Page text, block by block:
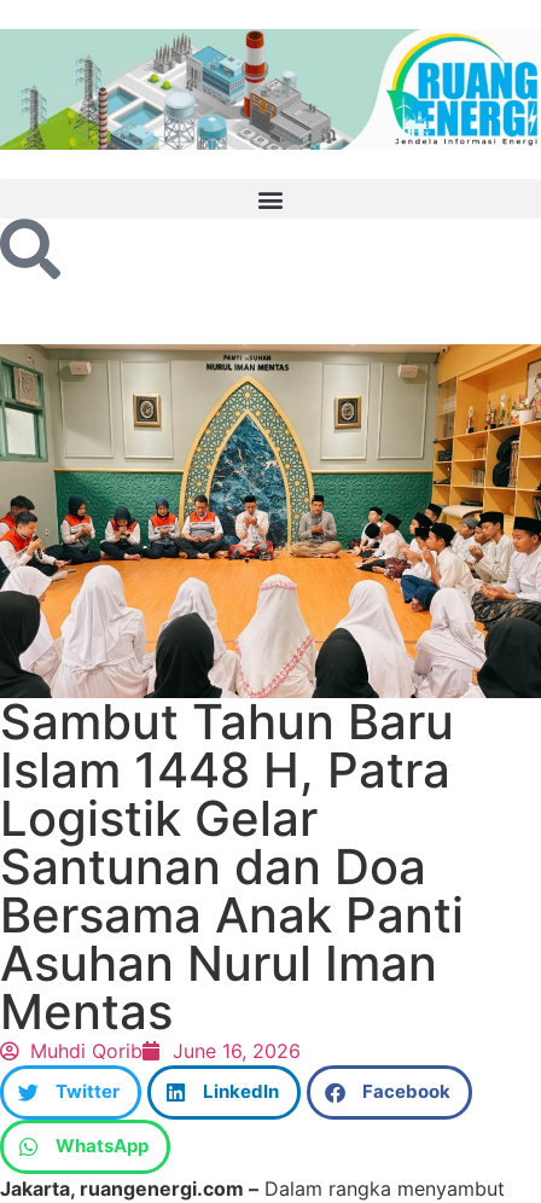
Sambut Tahun Baru
Islam 1448 H, Patra
Logistik Gelar
Santunan dan Doa
Bersama Anak Panti
Asuhan Nurul Iman
Mentas
Muhdi Qorib June 16, 2026
Twitter LinkedIn Facebook
WhatsApp
Jakarta, ruangenergi.com – Dalam rangka menyambut